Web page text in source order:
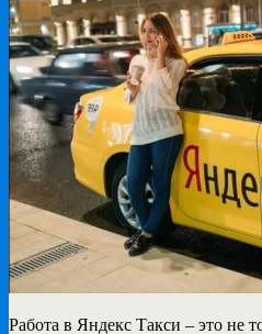
Работа в Яндекс Такси – это не